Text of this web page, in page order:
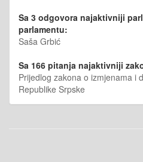
Sa 3 odgovora najaktivniji
parlamentu:
Saša Grbić
Sa 166 pitanja najaktivniji
Prijedlog zakona o izmjenama i
Republike Srpske